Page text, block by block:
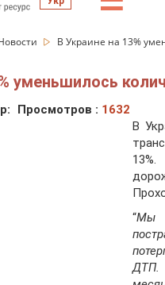
В Украине на 13%
уменьшилось
Просмотров : 1632
В
“Мы
ДТП.